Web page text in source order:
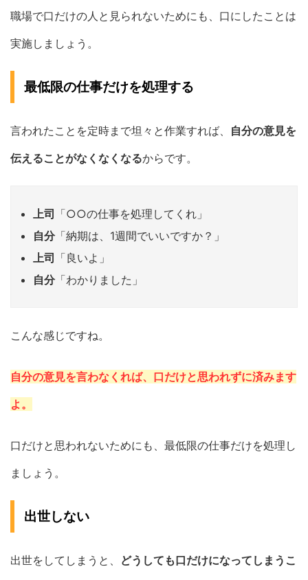
職場で口だけの人と見られないためにも、口にしたことは
実施しましょう。
最低限の仕事だけを処理する
言われたことを定時まで坦々と作業すれば、 自分の意見を
伝えることがなくなくなるからです。
上司
「○○の仕事を処理してくれ」
自分「納期は、1週間でいいですか？」
上司
「良いよ」
自分「わかりました」
こんな感じですね。
自分の意見を言わなくれば、口だけと思われずに済みます
よ。
口だけと思われないためにも、最低限の仕事だけを処理し
ましょう。
出世しない
出世をしてしまうと、 どうしても口だけになってしまうこ